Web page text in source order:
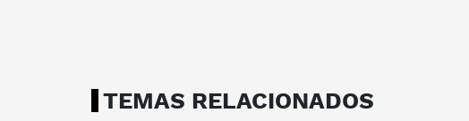
TEMAS RELACIONADOS